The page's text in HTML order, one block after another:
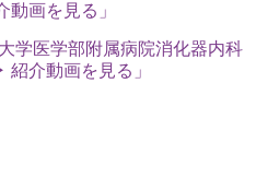
動画を見る」
学医学部附属病院消化器内科
紹介動画を見る」